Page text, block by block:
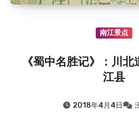
南江景点
《蜀中名胜记》：川北
江县
2018年4月4日